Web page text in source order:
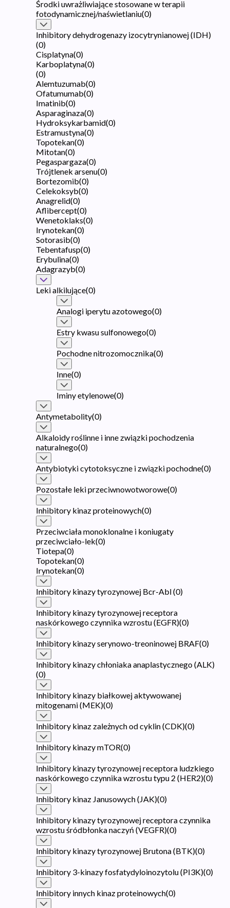
Środki uwrażliwiające stosowane w terapii
fotodynamicznej/naświetlaniu(0)
Inhibitory dehydrogenazy izocytrynianowej (IDH)
(0)
Cisplatyna(0)
Karboplatyna(0)
(0)
Alemtuzumab(0)
Ofatumumab(0)
Imatinib(0)
Asparaginaza(0)
Hydroksykarbamid(0)
Estramustyna(0)
Topotekan(0)
Mitotan(0)
Pegaspargaza(0)
Trójtlenek arsenu(0)
Bortezomib(0)
Celekoksyb(0)
Anagrelid(0)
Aflibercept(0)
Wenetoklaks(0)
Irynotekan(0)
Sotorasib(0)
Tebentafusp(0)
Erybulina(0)
Adagrazyb(0)
Leki alkilujące(0)
Analogi iperytu azotowego(0)
Estry kwasu sulfonowego(0)
Pochodne nitrozomocznika(0)
Inne(0)
Iminy etylenowe(0)
Antymetabolity(0)
Alkaloidy roślinne i inne związki pochodzenia
naturalnego(0)
Antybiotyki cytotoksyczne i związki pochodne(0)
Pozostałe leki przeciwnowotworowe(0)
Inhibitory kinaz proteinowych(0)
Przeciwciała monoklonalne i koniugaty
przeciwciało-lek(0)
Tiotepa(0)
Topotekan(0)
Irynotekan(0)
Inhibitory kinazy tyrozynowej Bcr-Abl(0)
Inhibitory kinazy tyrozynowej receptora
naskórkowego czynnika wzrostu (EGFR)(0)
Inhibitory kinazy serynowo-treoninowej BRAF(0)
Inhibitory kinazy chłoniaka anaplastycznego (ALK)
(0)
Inhibitory kinazy białkowej aktywowanej
mitogenami (MEK)(0)
Inhibitory kinaz zależnych od cyklin (CDK)(0)
Inhibitory kinazy mTOR(0)
Inhibitory kinazy tyrozynowej receptora ludzkiego
naskórkowego czynnika wzrostu typu 2 (HER2)(0)
Inhibitory kinaz Janusowych (JAK)(0)
Inhibitory kinazy tyrozynowej receptora czynnika
wzrostu śródbłonka naczyń (VEGFR)(0)
Inhibitory kinazy tyrozynowej Brutona (BTK)(0)
Inhibitory 3-kinazy fosfatydyloinozytolu (PI3K)(0)
Inhibitory innych kinaz proteinowych(0)